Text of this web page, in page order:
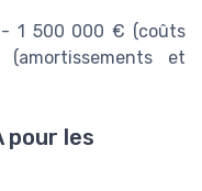
1 500 000 € (coûts
et
pour les